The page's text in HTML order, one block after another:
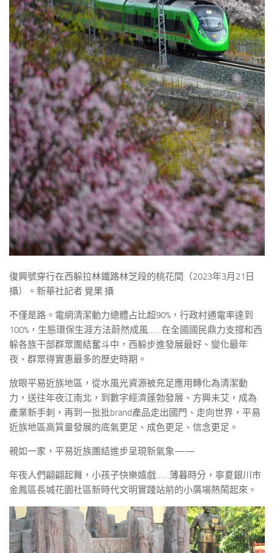
復興號穿行在西躲拉林鐵路林芝段的桃花間（2023年3月21日
攝）。新華社記者 覺果 攝
不僅是路。電網清潔動力總體占比超90%，行政村通電率達到
100%，生態環保生涯方法蔚然成風……在全國國民鼎力支撐和西
躲各族干部群眾團結奮斗中，西躲步進發展最好、變化最年
夜、群眾得實惠最多的歷史時期。
放眼平易近族地區，從水風光資源被充足應用轉化為清潔動
力，送往年夜江南北，到數字經濟蓬勃發展、方興未艾，成為
產業新手刺，再到一批批brand產品走出國門、走向世界，平易
近族地區高質量發展的底氣更足、成色更足、信念更足。
親如一家，平易近族團結進步呈現新氣象——
年夜人們翩翩起舞，小孩子快樂嬉戲……薄暮時分，寧夏銀川市
金鳳區長城花園社區新時代文明實踐站前的小廣場熱鬧起來。